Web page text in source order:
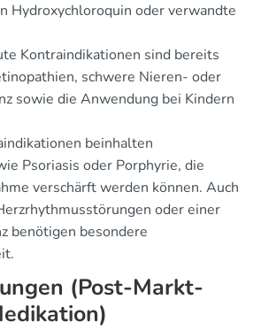
Hydroxychloroquin oder verwandte
Kontraindikationen sind bereits
schwere Nieren- oder
sowie die Anwendung bei Kindern
beinhalten
Psoriasis oder Porphyrie, die
verschärft werden können. Auch
oder einer
benötigen besondere
(Post-Markt-